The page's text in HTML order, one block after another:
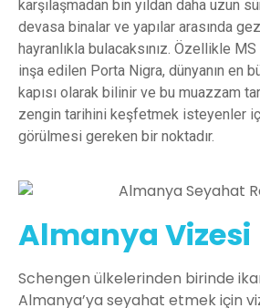
karşılaşmadan bin yıldan daha uzun
devasa binalar ve yapılar arasında
hayranlıkla bulacaksınız. Özellikle MS
inşa edilen Porta Nigra, dünyanın en
kapısı olarak bilinir ve bu muazzam
zengin tarihini keşfetmek isteyenler
görülmesi gereken bir noktadır.
Almanya Vizesi
Schengen ülkelerinden birinde
Almanya’ya seyahat etmek için